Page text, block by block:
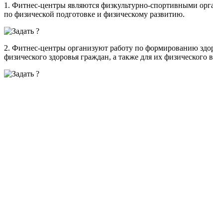
1. Фитнес-центры являются физкультурно-спортивными
по физической подготовке и физическому развитию.
2. Фитнес-центры организуют работу по формированию
физического здоровья граждан, а также для их физического